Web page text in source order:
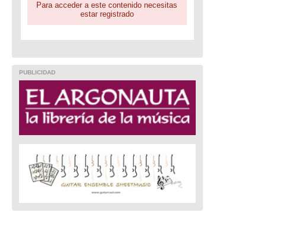
Para acceder a este contenido necesitas
estar registrado
PUBLICIDAD